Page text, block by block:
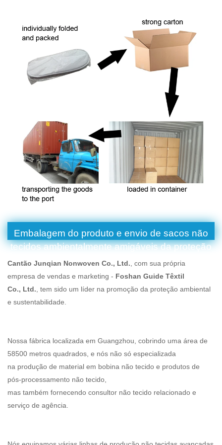
Embalagem do produto e envio de sacos não
tecidos ambientalmente amigáveis ​​da proteção
da manga dos PP
Cantão Junqian Nonwoven Co., Ltd. , com sua própria
empresa de vendas e marketing - Foshan Guide Têxtil
Co., Ltd. , tem sido um líder na promoção da proteção ambiental
e sustentabilidade.
Nossa fábrica localizada em Guangzhou, cobrindo uma área de
58500 metros quadrados, e nós não só especializada
na produção de material em bobina não tecido e produtos de
pós-processamento não tecido,
mas também fornecendo consultor não tecido relacionado e
serviço de agência.